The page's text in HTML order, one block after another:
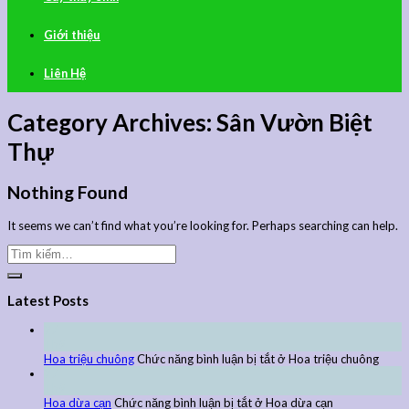
Giới thiệu
Liên Hệ
Category Archives:Sân Vườn Biệt
Thự
Nothing Found
It seems we can’t find what you’re looking for. Perhaps searching can help.
Latest Posts
Hoa triệu chuôngChức năng bình luận bị tắtở Hoa triệu chuông
Hoa dừa cạn Chức năng bình luận bị tắtở Hoa dừa cạn